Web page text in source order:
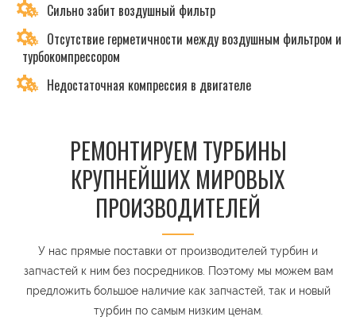
Сильно забит воздушный фильтр
Отсутствие герметичности между воздушным фильтром и
турбокомпрессором
Недостаточная компрессия в двигателе
РЕМОНТИРУЕМ ТУРБИНЫ
КРУПНЕЙШИХ МИРОВЫХ
ПРОИЗВОДИТЕЛЕЙ
У нас прямые поставки от производителей турбин и
запчастей к ним без посредников. Поэтому мы можем вам
предложить большое наличие как запчастей, так и новый
турбин по самым низким ценам.